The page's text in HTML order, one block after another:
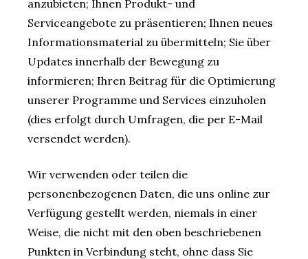
anzubieten; Ihnen Produkt- und
Serviceangebote zu präsentieren; Ihnen neues
Informationsmaterial zu übermitteln; Sie über
Updates innerhalb der Bewegung zu
informieren; Ihren Beitrag für die Optimierung
unserer Programme und Services einzuholen
(dies erfolgt durch Umfragen, die per E-Mail
versendet werden).
Wir verwenden oder teilen die
personenbezogenen Daten, die uns online zur
Verfügung gestellt werden, niemals in einer
Weise, die nicht mit den oben beschriebenen
Punkten in Verbindung steht, ohne dass Sie